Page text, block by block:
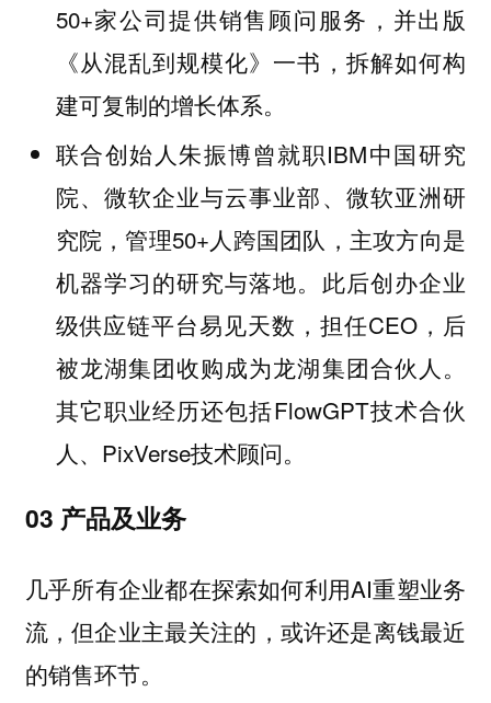
50+家公司提供销售顾问服务，并出版
《从混乱到规模化》一书，拆解如何构
建可复制的增长体系。
联合创始人朱振博曾就职IBM中国研究
院、微软企业与云事业部、微软亚洲研
究院，管理50+人跨国团队，主攻方向是
机器学习的研究与落地。此后创办企业
级供应链平台易见天数，担任CEO，后
被龙湖集团收购成为龙湖集团合伙人。
其它职业经历还包括FlowGPT技术合伙
人、PixVerse技术顾问。
03 产品及业务
几乎所有企业都在探索如何利用AI重塑业务
流，但企业主最关注的，或许还是离钱最近
的销售环节。